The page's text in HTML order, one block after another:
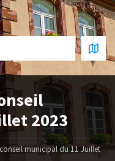
2023
municipal du 11 Juillet